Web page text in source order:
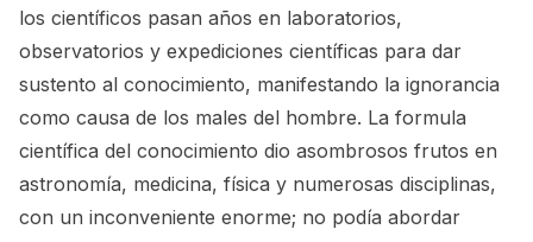
los científicos pasan años en laboratorios,
observatorios y expediciones científicas para dar
sustento al conocimiento, manifestando la ignorancia
como causa de los males del hombre. La formula
científica del conocimiento dio asombrosos frutos en
astronomía, medicina, física y numerosas disciplinas,
con un inconveniente enorme; no podía abordar